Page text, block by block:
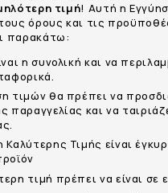
τιμή! Αυτή η
όρους και τις
παρακάτω:
η συνολική και να
τιμών θα πρέπει να
παραγγελίας και να
Καλύτερης Τιμής είναι
τιμή πρέπει να είναι σε